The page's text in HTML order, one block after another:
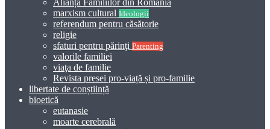
Alianța Familiilor din România
marxism cultural Ideologii
referendum pentru căsătorie
religie
sfaturi pentru părinţi Parenting
valorile familiei
viaţa de familie
Revista presei pro-viață și pro-familie
libertate de conștiință
bioetică
eutanasie
moarte cerebrală